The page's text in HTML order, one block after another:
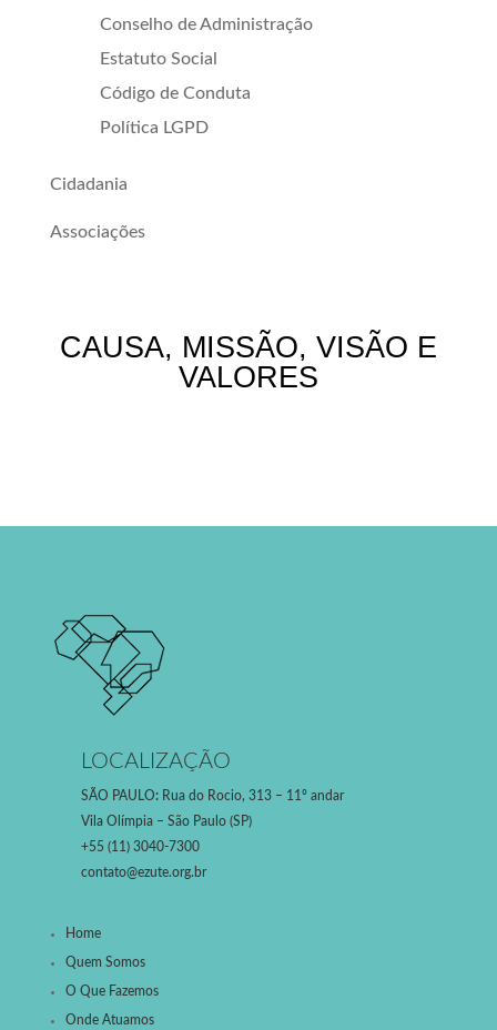
Conselho de Administração
Estatuto Social
Código de Conduta
Política LGPD
Cidadania
Associações
CAUSA, MISSÃO, VISÃO E
VALORES
LOCALIZAÇÃO
SÃO PAULO: Rua do Rocio, 313 – 11º andar
Vila Olímpia – São Paulo (SP)
+55 (11) 3040-7300
contato@ezute.org.br
Home
Quem Somos
O Que Fazemos
Onde Atuamos